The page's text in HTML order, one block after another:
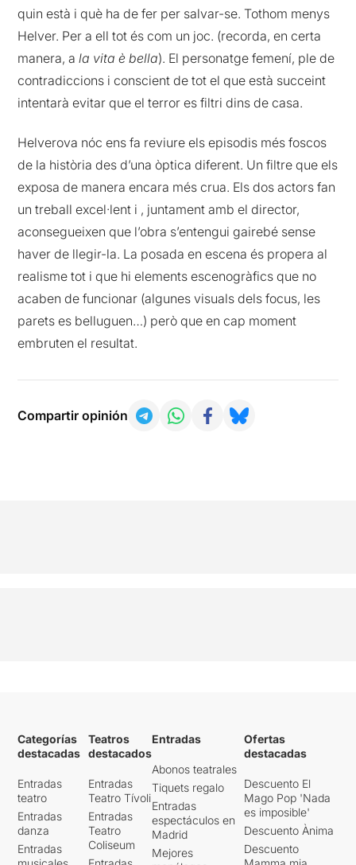
quin està i què ha de fer per salvar-se. Tothom menys
Helver. Per a ell tot és com un joc. (recorda, en certa
manera, ala vita è bella). El personatge femení, ple de
contradiccions i conscient de tot el que està succeint
intentarà evitar que el terror es filtri dins de casa.
Helverova nóc ens fa reviure els episodis més foscos
de la història des d’una òptica diferent. Un filtre que els
exposa de manera encara més crua. Els dos actors fan
un treball excel·lent i , juntament amb el director,
aconsegueixen que l’obra s’entengui gairebé sense
haver de llegir-la. La posada en escena és propera al
realisme tot i que hi elements escenogràfics que no
acaben de funcionar (algunes visuals dels focus, les
parets es belluguen…) però que en cap moment
embruten el resultat.
Compartir opinión
Categorías
destacadas
Entradas
teatro
Entradas
danza
Entradas
Teatros
destacados
Entradas
Teatro Tívoli
Entradas
Teatro
Coliseum
Entradas
Abonos teatrales
Tiquets regalo
Entradas
espectáculos en
Madrid
Mejores
Ofertas
destacadas
Descuento El
Mago Pop 'Nada
es imposible'
Descuento Ànima
Descuento